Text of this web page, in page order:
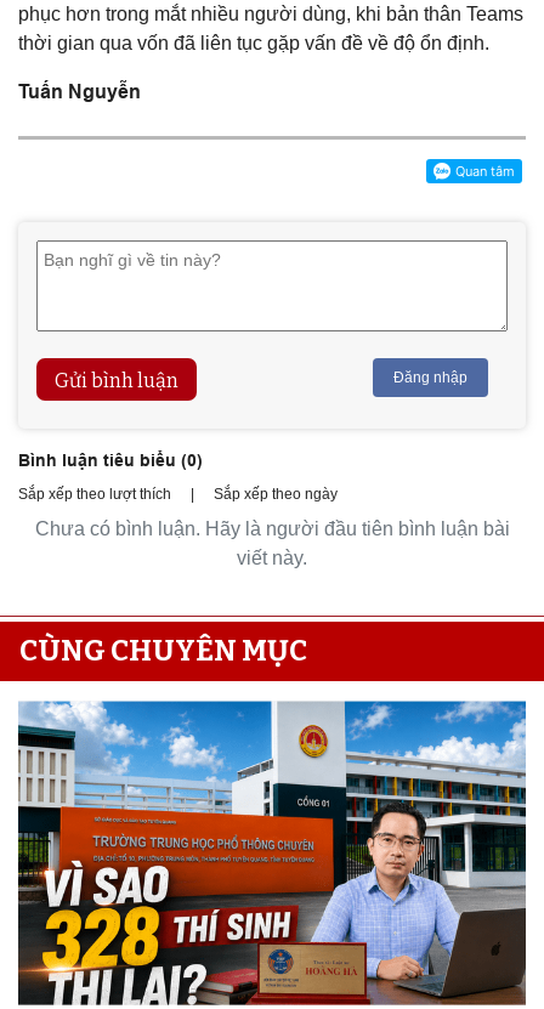
phục hơn trong mắt nhiều người dùng, khi bản thân Teams
thời gian qua vốn đã liên tục gặp vấn đề về độ ổn định.
Tuấn Nguyễn
Gửi bình luận Đăng nhập
Bình luận tiêu biểu (0)
Sắp xếp theo lượt thích Sắp xếp theo ngày
Chưa có bình luận. Hãy là người đầu tiên bình luận bài
viết này.
CÙNG CHUYÊN MỤC